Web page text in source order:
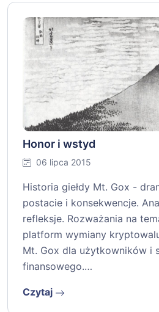
Honor i wstyd
06 lipca 2015
Historia giełdy Mt. Gox -
postacie i konsekwencje.
refleksje. Rozważania na
platform wymiany
Mt. Gox dla użytkowników i
finansowego.…
Czytaj